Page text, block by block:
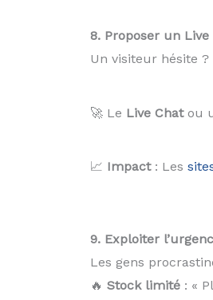
8. Proposer un
Un visiteur hésite
🚀 Le Live Chatou
📈 Impact: Les
9. Exploiter
Les gens
🔥 Stock limité: «